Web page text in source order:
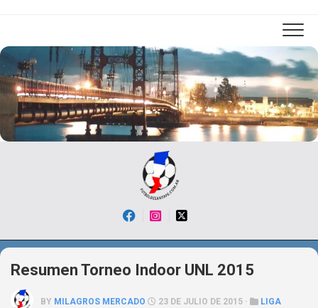
Resumen Torneo Indoor UNL 2015
BY MILAGROS MERCADO 23 DE JULIO DE 2015 ·
LIGA